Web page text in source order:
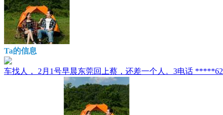
Ta的信息
车找人， 2月1号早晨东莞回上蔡，还差一个人。3电话